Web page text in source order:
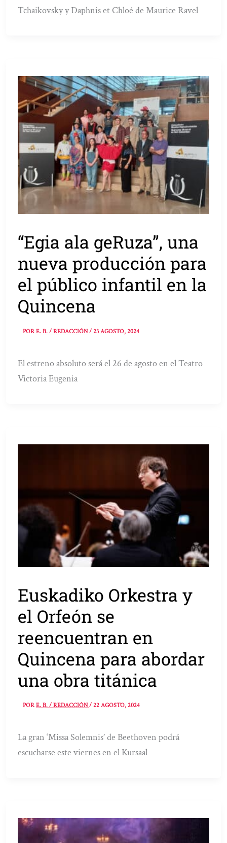
Tchaikovsky y Daphnis et Chloé de Maurice Ravel
“Egia ala geRuza”, una
nueva producción para
el público infantil en la
Quincena
PORE. B. / REDACCIÓN/23 AGOSTO, 2024
El estreno absoluto será el 26 de agosto en el Teatro
Victoria Eugenia
Euskadiko Orkestra y
el Orfeón se
reencuentran en
Quincena para abordar
una obra titánica
PORE. B. / REDACCIÓN/22 AGOSTO, 2024
La gran ‘Missa Solemnis’ de Beethoven podrá
escucharse este viernes en el Kursaal